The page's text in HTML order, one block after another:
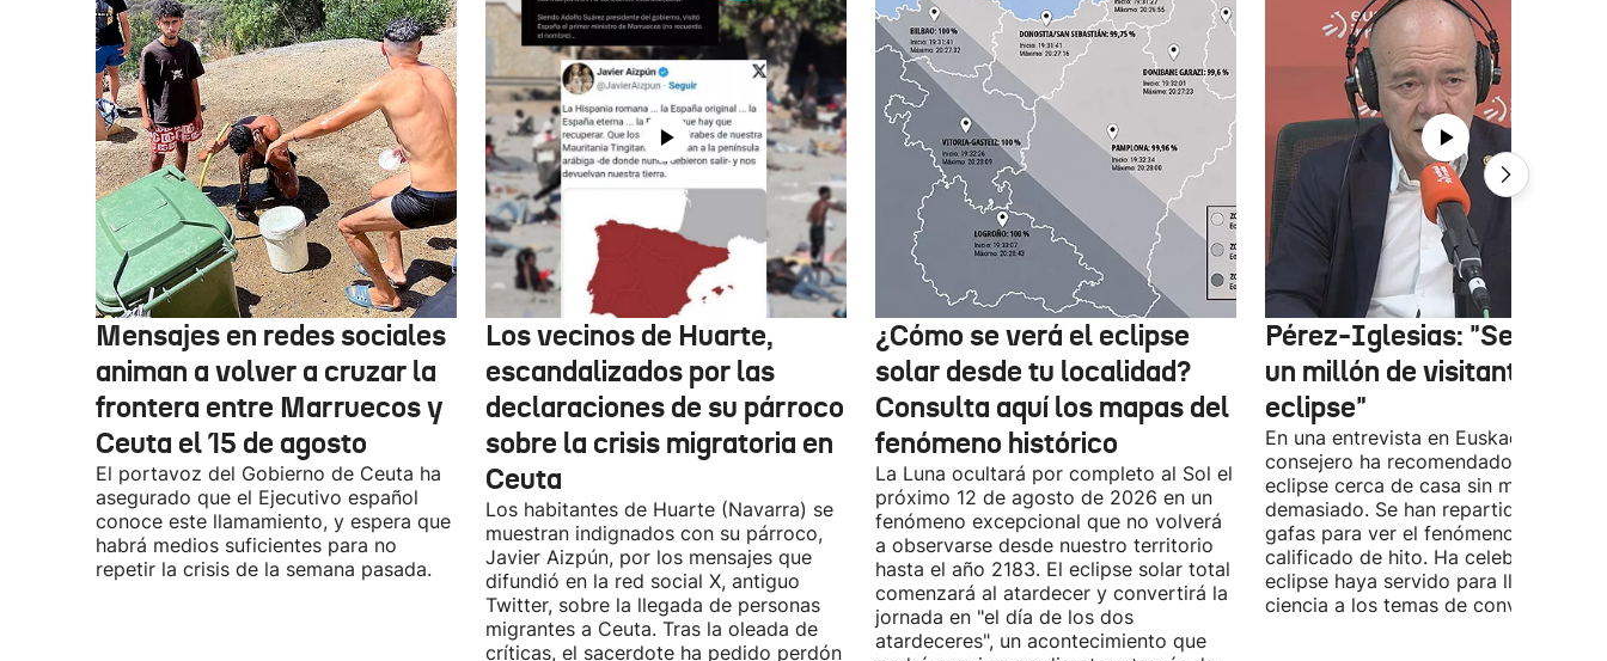
Mensajes en redes sociales
animan a volver a cruzar la
frontera entre Marruecos y
Ceuta el 15 de agosto
El portavoz del Gobierno de Ceuta ha
asegurado que el Ejecutivo español
conoce este llamamiento, y espera que
habrá medios suficientes para no
repetir la crisis de la semana pasada.
Los vecinos de Huarte,
escandalizados por las
declaraciones de su párroco
sobre la crisis migratoria en
Ceuta
Los habitantes de Huarte (Navarra) se
muestran indignados con su párroco,
Javier Aizpún, por los mensajes que
difundió en la red social X, antiguo
Twitter, sobre la llegada de personas
migrantes a Ceuta. Tras la oleada de
críticas, el sacerdote ha pedido perdón
¿Cómo se verá el eclipse
solar desde tu localidad?
Consulta aquí los mapas del
fenómeno histórico
La Luna ocultará por completo al Sol el
próximo 12 de agosto de 2026 en un
fenómeno excepcional que no volverá
a observarse desde nuestro territorio
hasta el año 2183. El eclipse solar total
comenzará al atardecer y convertirá la
jornada en "el día de los dos
atardeceres", un acontecimiento que
Pérez-Iglesias: "Se
un millón de visitantes por
eclipse"
En una entrevista en Euskadi Irratia,
consejero ha recomendado ver el
eclipse cerca de casa sin moverse
demasiado. Se han repartido miles de
gafas para ver el fenómeno que ya
calificado de hito. Ha celebrado que
eclipse haya servido para llevar la
ciencia a los temas de conversación.